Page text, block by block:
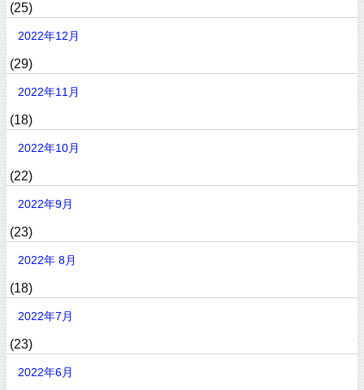
(25)
2022年12月
(29)
2022年11月
(18)
2022年10月
(22)
2022年9月
(23)
2022年 8月
(18)
2022年7月
(23)
2022年6月